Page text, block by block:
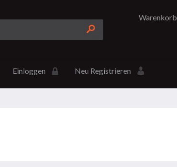
Warenkorb
Einloggen Neu Registrieren